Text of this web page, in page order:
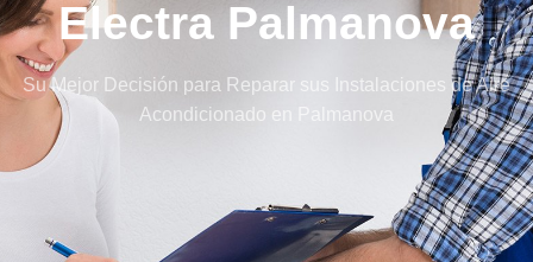
Electra Palmanova
Su Mejor Decisión para Reparar sus Instalaciones de Aire
Acondicionado en Palmanova